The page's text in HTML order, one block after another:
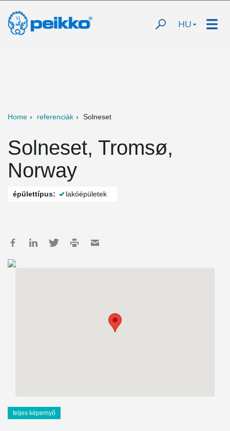
HU
Home referenciák Solneset
Solneset, Tromsø,
Norway
épülettípus: lakóépületek
teljes képernyő